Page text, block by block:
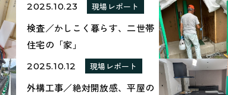
2025.10.23 現場レポート
検査／かしこく暮らす、二世帯
住宅の「家」
2025.10.12 現場レポート
外構工事／絶対開放感、平屋の